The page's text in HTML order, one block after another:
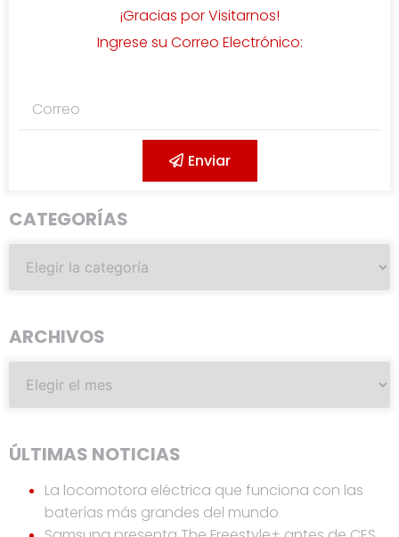
¡Gracias por Visitarnos!
Ingrese su Correo Electrónico:
Enviar
CATEGORÍAS
ARCHIVOS
ÚLTIMAS NOTICIAS
La locomotora eléctrica que funciona con las
baterías más grandes del mundo